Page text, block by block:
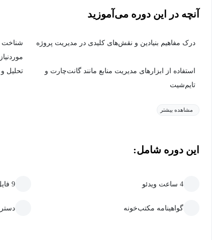
آنچه در این دوره می‌آموزید
درک مفاهیم بنیادین و نقش‌های کلیدی در مدیریت پروژه
شناخت
استفاده از ابزارهای مدیریت منابع مانند گانت‌چارت و
تایم‌شیت
تحلیل
مشاهده بیشتر
این دوره شامل:
4 ساعت ویدئو 9 فایل ضمیمه قابل دانلود
گواهینامه مکتب‌خونه